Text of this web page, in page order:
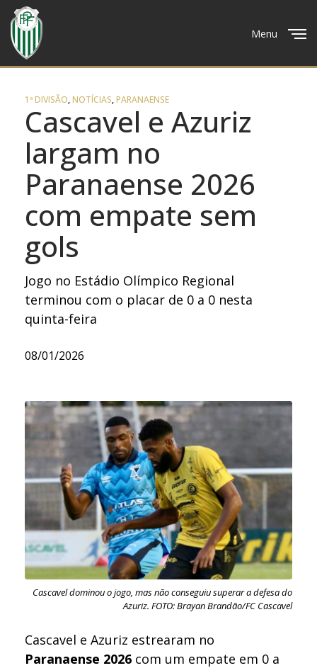
Menu
1ª DIVISÃO,NOTÍCIAS,PARANAENSE
Cascavel e Azuriz
largam no
Paranaense 2026
com empate sem
gols
Jogo no Estádio Olímpico Regional
terminou com o placar de 0 a 0 nesta
quinta-feira
08/01/2026
Cascavel dominou o jogo, mas não conseguiu superar a defesa do
Azuriz. FOTO: Brayan Brandão/FC Cascavel
Cascavel e Azuriz estrearam no
Paranaense 2026 com um empate em 0 a